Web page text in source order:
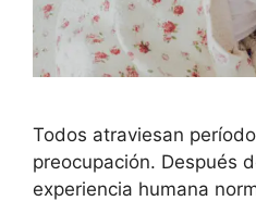
Todos atraviesan
preocupación. Después
experiencia humana